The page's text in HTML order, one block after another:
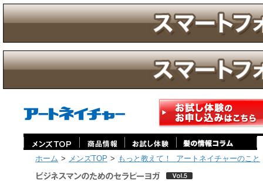
ホーム > メンズTOP > もっと教えて！ アートネイチャーのこと